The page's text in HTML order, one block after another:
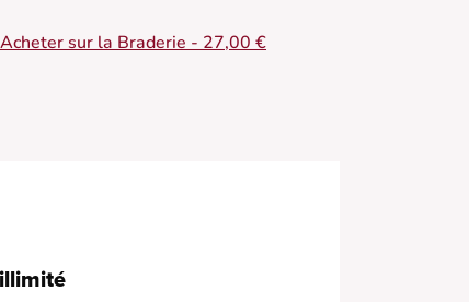
en maille côtelée
avec dentelle délicate
Acheter sur la Braderie - 27,00 €